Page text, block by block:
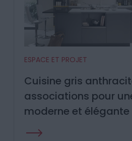
ESPACE ET PROJET
Cuisine gris
associations pour
moderne et élégante